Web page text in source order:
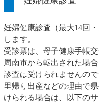
妊婦健康診査（最大14回
します。
受診票は、母子健康手帳
周南市から転出された場
診査は受けられませんので
里帰り出産などの理由で
けられる場合は、以下の